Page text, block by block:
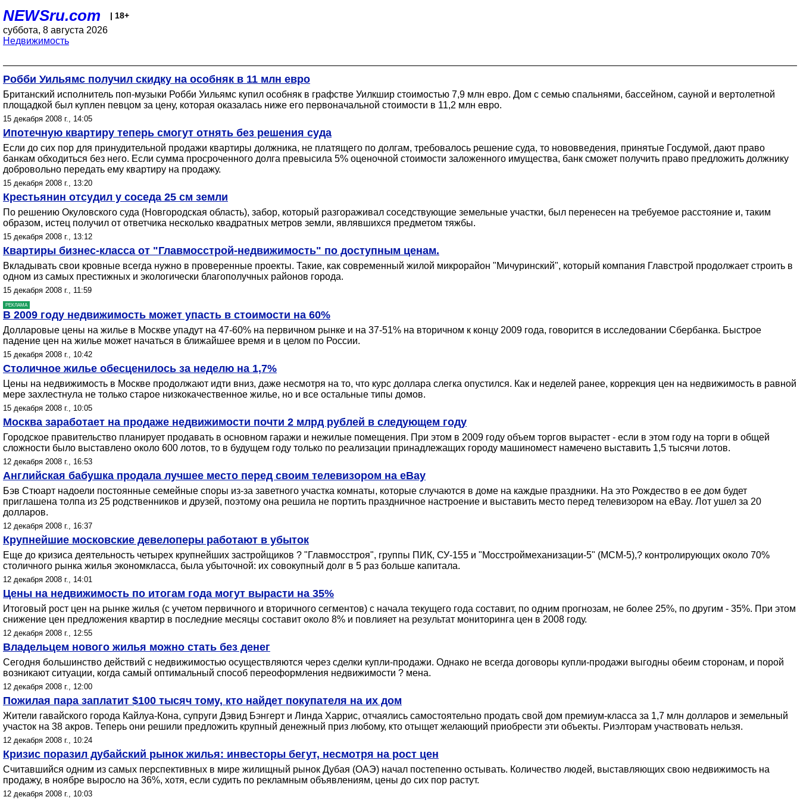
NEWSru.com | 18+
суббота, 8 августа 2026
Недвижимость
Робби Уильямс получил скидку на особняк в 11 млн евро
Британский исполнитель поп-музыки Робби Уильямс купил особняк в графстве Уилкшир стоимостью 7,9 млн евро. Дом с семью спальнями, бассейном, сауной и вертолетной
площадкой был куплен певцом за цену, которая оказалась ниже его первоначальной стоимости в 11,2 млн евро.
15 декабря 2008 г., 14:05
Ипотечную квартиру теперь смогут отнять без решения суда
Если до сих пор для принудительной продажи квартиры должника, не платящего по долгам, требовалось решение суда, то нововведения, принятые Госдумой, дают право
банкам обходиться без него. Если сумма просроченного долга превысила 5% оценочной стоимости заложенного имущества, банк сможет получить право предложить должнику
добровольно передать ему квартиру на продажу.
15 декабря 2008 г., 13:20
Крестьянин отсудил у соседа 25 см земли
По решению Окуловского суда (Новгородская область), забор, который разгораживал соседствующие земельные участки, был перенесен на требуемое расстояние и, таким
образом, истец получил от ответчика несколько квадратных метров земли, являвшихся предметом тяжбы.
15 декабря 2008 г., 13:12
Квартиры бизнес-класса от "Главмосстрой-недвижимость" по доступным ценам.
Вкладывать свои кровные всегда нужно в проверенные проекты. Такие, как современный жилой микрорайон "Мичуринский", который компания Главстрой продолжает строить в
одном из самых престижных и экологически благополучных районов города.
15 декабря 2008 г., 11:59
РЕКЛАМА
В 2009 году недвижимость может упасть в стоимости на 60%
Долларовые цены на жилье в Москве упадут на 47-60% на первичном рынке и на 37-51% на вторичном к концу 2009 года, говорится в исследовании Сбербанка. Быстрое
падение цен на жилье может начаться в ближайшее время и в целом по России.
15 декабря 2008 г., 10:42
Столичное жилье обесценилось за неделю на 1,7%
Цены на недвижимость в Москве продолжают идти вниз, даже несмотря на то, что курс доллара слегка опустился. Как и неделей ранее, коррекция цен на недвижимость в равной
мере захлестнула не только старое низкокачественное жилье, но и все остальные типы домов.
15 декабря 2008 г., 10:05
Москва заработает на продаже недвижимости почти 2 млрд рублей в следующем году
Городское правительство планирует продавать в основном гаражи и нежилые помещения. При этом в 2009 году объем торгов вырастет - если в этом году на торги в общей
сложности было выставлено около 600 лотов, то в будущем году только по реализации принадлежащих городу машиномест намечено выставить 1,5 тысячи лотов.
12 декабря 2008 г., 16:53
Английская бабушка продала лучшее место перед своим телевизором на eBay
Бэв Стюарт надоели постоянные семейные споры из-за заветного участка комнаты, которые случаются в доме на каждые праздники. На это Рождество в ее дом будет
приглашена толпа из 25 родственников и друзей, поэтому она решила не портить праздничное настроение и выставить место перед телевизором на eBay. Лот ушел за 20
долларов.
12 декабря 2008 г., 16:37
Крупнейшие московские девелоперы работают в убыток
Еще до кризиса деятельность четырех крупнейших застройщиков ? "Главмосстроя", группы ПИК, СУ-155 и "Мосстроймеханизации-5" (МСМ-5),? контролирующих около 70%
столичного рынка жилья экономкласса, была убыточной: их совокупный долг в 5 раз больше капитала.
12 декабря 2008 г., 14:01
Цены на недвижимость по итогам года могут вырасти на 35%
Итоговый рост цен на рынке жилья (с учетом первичного и вторичного сегментов) с начала текущего года составит, по одним прогнозам, не более 25%, по другим - 35%. При этом
снижение цен предложения квартир в последние месяцы составит около 8% и повлияет на результат мониторинга цен в 2008 году.
12 декабря 2008 г., 12:55
Владельцем нового жилья можно стать без денег
Сегодня большинство действий с недвижимостью осуществляются через сделки купли-продажи. Однако не всегда договоры купли-продажи выгодны обеим сторонам, и порой
возникают ситуации, когда самый оптимальный способ переоформления недвижимости ? мена.
12 декабря 2008 г., 12:00
Пожилая пара заплатит $100 тысяч тому, кто найдет покупателя на их дом
Жители гавайского города Кайлуа-Кона, супруги Дэвид Бэнгерт и Линда Харрис, отчаялись самостоятельно продать свой дом премиум-класса за 1,7 млн долларов и земельный
участок на 38 акров. Теперь они решили предложить крупный денежный приз любому, кто отыщет желающий приобрести эти объекты. Риэлторам участвовать нельзя.
12 декабря 2008 г., 10:24
Кризис поразил дубайский рынок жилья: инвесторы бегут, несмотря на рост цен
Считавшийся одним из самых перспективных в мире жилищный рынок Дубая (ОАЭ) начал постепенно остывать. Количество людей, выставляющих свою недвижимость на
продажу, в ноябре выросло на 36%, хотя, если судить по рекламным объявлениям, цены до сих пор растут.
12 декабря 2008 г., 10:03